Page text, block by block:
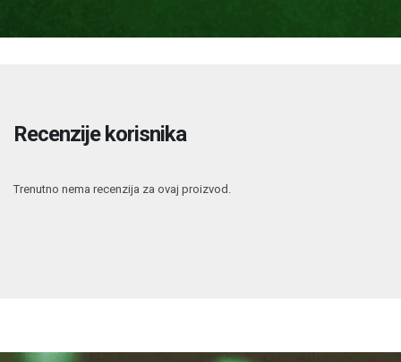
Recenzije korisnika
Trenutno nema recenzija za ovaj proizvod.